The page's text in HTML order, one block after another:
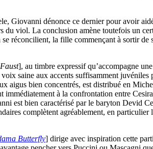
Giovanni dénonce ce dernier pour avoir
du viol. La conclusion amène toutefois un
réconcilient, la fille commençant à sortir de
Faust], au timbre expressif qu’accompagne
saine aux accents suffisamment
aigus bien concentrés, est distribué en
immédiatement à la confrontation entre
est bien caractérisé par le baryton Devid
complètent agréablement, en
Butterfly] dirige avec inspiration cette